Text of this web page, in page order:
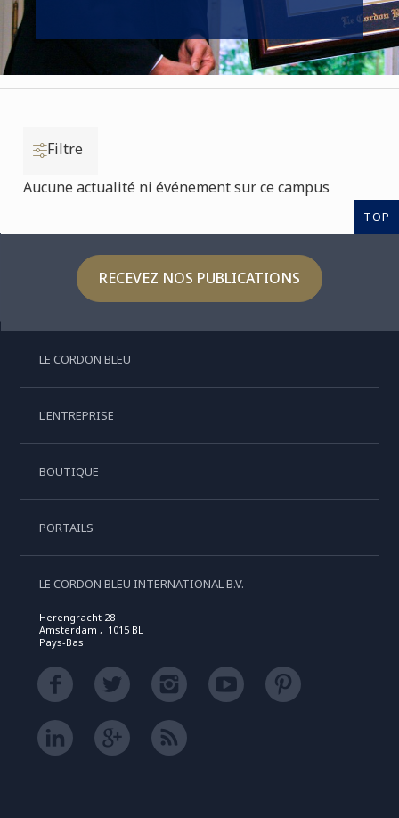
Filtre
Aucune actualité ni événement sur ce campus
TOP
RECEVEZ NOS PUBLICATIONS
LE CORDON BLEU
L'ENTREPRISE
BOUTIQUE
PORTAILS
LE CORDON BLEU INTERNATIONAL B.V.
Herengracht 28
Amsterdam , 1015 BL
Pays-Bas